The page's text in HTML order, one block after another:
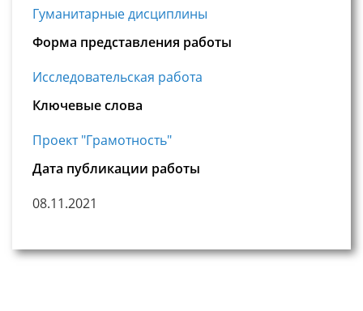
Гуманитарные дисциплины
Форма представления работы
Исследовательская работа
Ключевые слова
Проект "Грамотность"
Дата публикации работы
08.11.2021